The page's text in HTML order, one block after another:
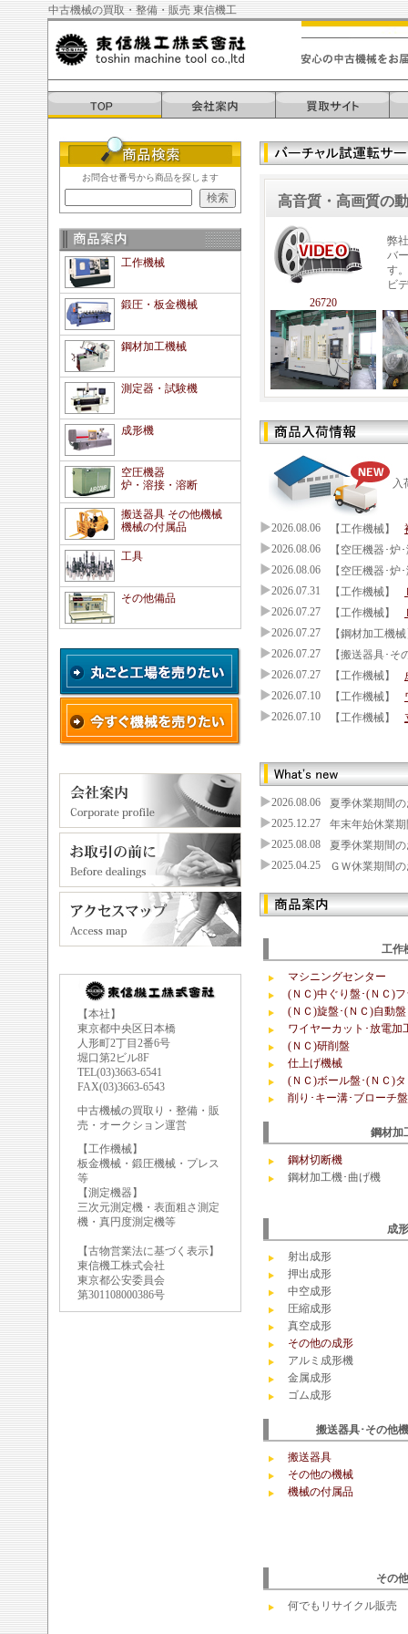
中古機械の買取・整備・販売 東信機工
お問合せ番号から商品を探します
工作機械
鍛圧・板金機械
鋼材加工機械
測定器・試験機
成形機
空圧機器
炉・溶接・溶断
搬送器具 その他機械
機械の付属品
工具
その他備品
【本社】
東京都中央区日本橋
人形町2丁目2番6号
堀口第2ビル8F
TEL(03)3663-6541
FAX(03)3663-6543
中古機械の買取り・整備・販
売・オークション運営
【工作機械】
板金機械・鍛圧機械・プレス
等
【測定機器】
三次元測定機・表面粗さ測定
機・真円度測定機等
【古物営業法に基づく表示】
東信機工株式会社
東京都公安委員会
第301108000386号
高音質・高画質の
弊
バ
す。
ビ
26720
入
2026.08.06 【工作機械】
2026.08.06
【空圧機器･炉
2026.08.06
【空圧機器･炉
2026.07.31
【工作機械】
2026.07.27
【工作機械】
2026.07.27
【鋼材加工機
2026.07.27
【搬送器具･
2026.07.27
【工作機械】
2026.07.10
【工作機械】
2026.07.10
【工作機械】
2026.08.06
夏季休業期間
2025.12.27
年末年始休業期
2025.08.08
夏季休業期間
2025.04.25
ＧＷ休業期間
工作
マシニングセンター
(ＮＣ)中ぐり盤･(ＮＣ)
(ＮＣ)旋盤･(ＮＣ)自動盤
ワイヤーカット･放電加
(ＮＣ)研削盤
仕上げ機械
(ＮＣ)ボール盤･(ＮＣ)
削り･キー溝･ブローチ
鋼材加
鋼材切断機
鋼材加工機･曲げ機
成
射出成形
押出成形
中空成形
圧縮成形
真空成形
その他の成形
アルミ成形機
金属成形
ゴム成形
搬送器具･その他
搬送器具
その他の機械
機械の付属品
その
何でもリサイクル販売